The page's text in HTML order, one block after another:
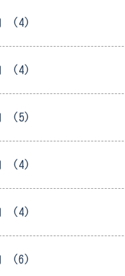
(4)
(4)
(5)
(4)
(4)
(6)